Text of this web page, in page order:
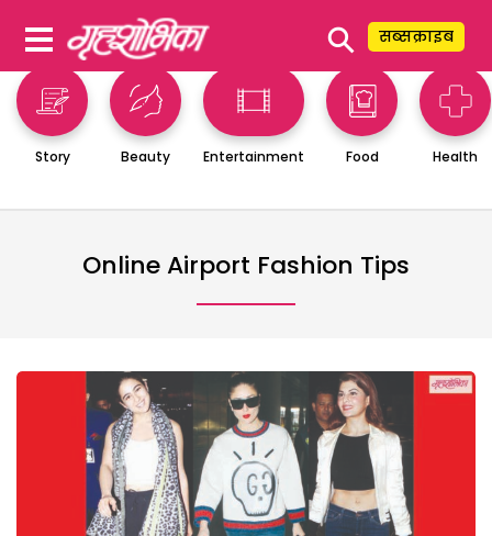
⚲ सब्सक्राइब
Story Beauty Entertainment Food Health
Online Airport Fashion Tips